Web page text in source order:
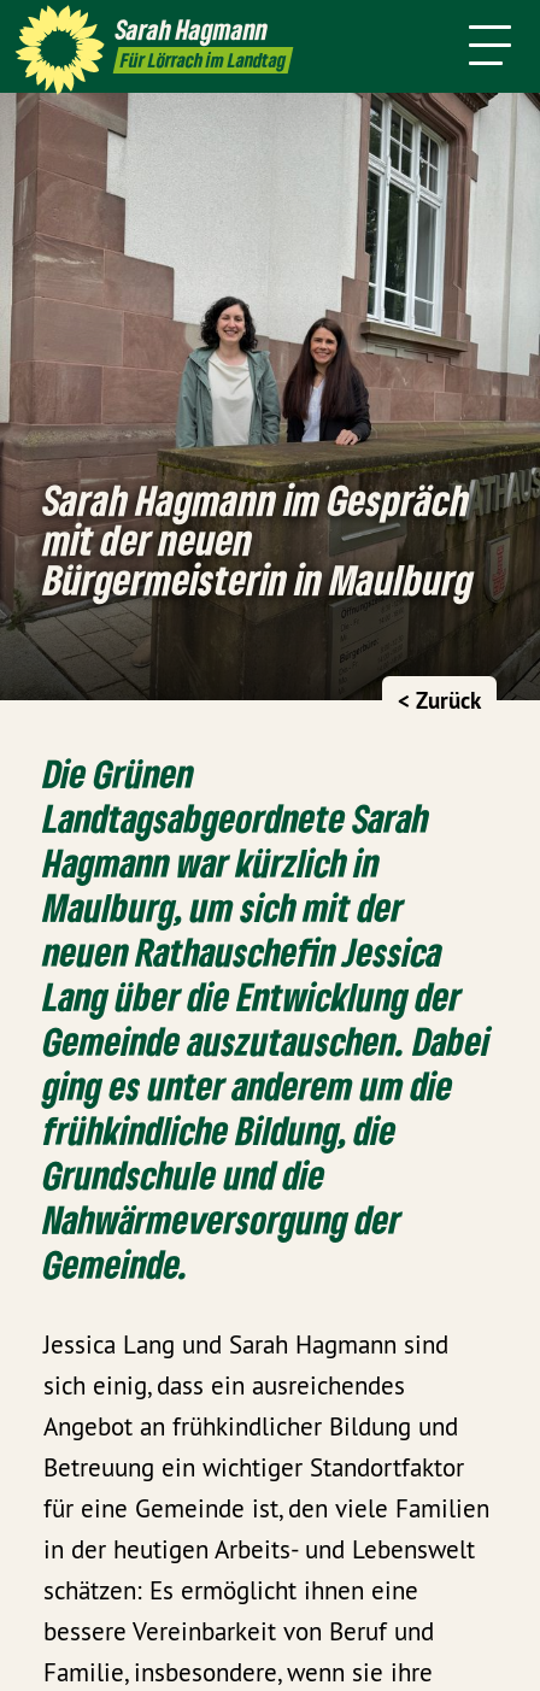
SarahHagmann
Für Lörrach im Landtag
Termine Presse
mich
Sarah Hagmann im Gespräch
mit der neuen
Bürgermeisterin in Maulburg
< Zurück
Die Grünen
Landtagsabgeordnete Sarah
Hagmann war kürzlich in
Maulburg, um sich mit der
neuen Rathauschefin Jessica
Lang über die Entwicklung der
Gemeinde auszutauschen. Dabei
ging es unter anderem um die
frühkindliche Bildung, die
Grundschule und die
Nahwärmeversorgung der
Gemeinde.
Jessica Lang und Sarah Hagmann sind
sich einig, dass ein ausreichendes
Angebot an frühkindlicher Bildung und
Betreuung ein wichtiger Standortfaktor
für eine Gemeinde ist, den viele Familien
in der heutigen Arbeits- und Lebenswelt
schätzen: Es ermöglicht ihnen eine
bessere Vereinbarkeit von Beruf und
Familie, insbesondere, wenn sie ihre